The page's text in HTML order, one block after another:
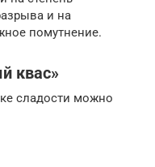
и на
помутнение.
квас»
сладости можно